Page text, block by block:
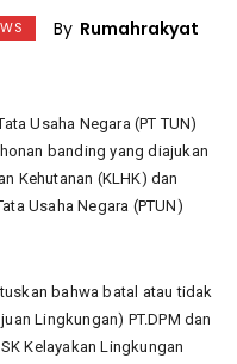
By Rumahrakyat
Usaha Negara (PT TUN)
banding yang diajukan
Kehutanan (KLHK) dan
Usaha Negara (PTUN)
bahwa batal atau tidak
Lingkungan) PT.DPM dan
Kelayakan Lingkungan